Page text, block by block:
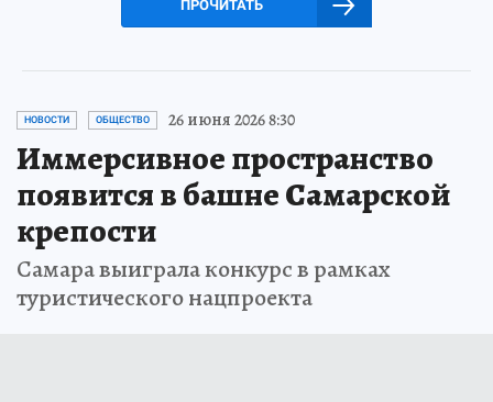
ПРОЧИТАТЬ
НОВОСТИ ОБЩЕСТВО 26 июня 2026 8:30
Иммерсивное пространство
появится в башне Самарской
крепости
Самара выиграла конкурс в рамках
туристического нацпроекта